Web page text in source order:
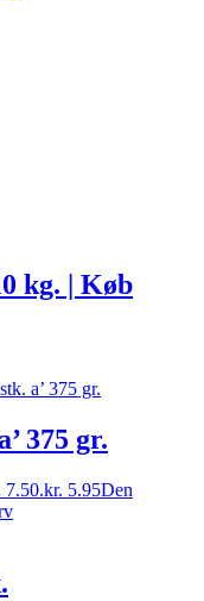
kg. | Køb
375 gr.
7.50.kr. 5.95Den